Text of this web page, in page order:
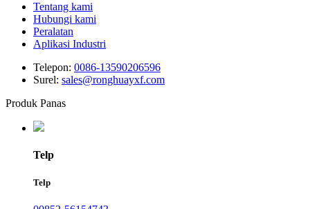
Tentang kami
Hubungi kami
Peralatan
Aplikasi Industri
Telepon: 0086-13590206596
Surel: sales@ronghuayxf.com
Produk Panas
Telp
Telp